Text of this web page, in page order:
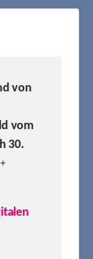
von
vom
30.